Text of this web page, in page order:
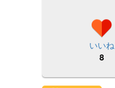
いいね
8